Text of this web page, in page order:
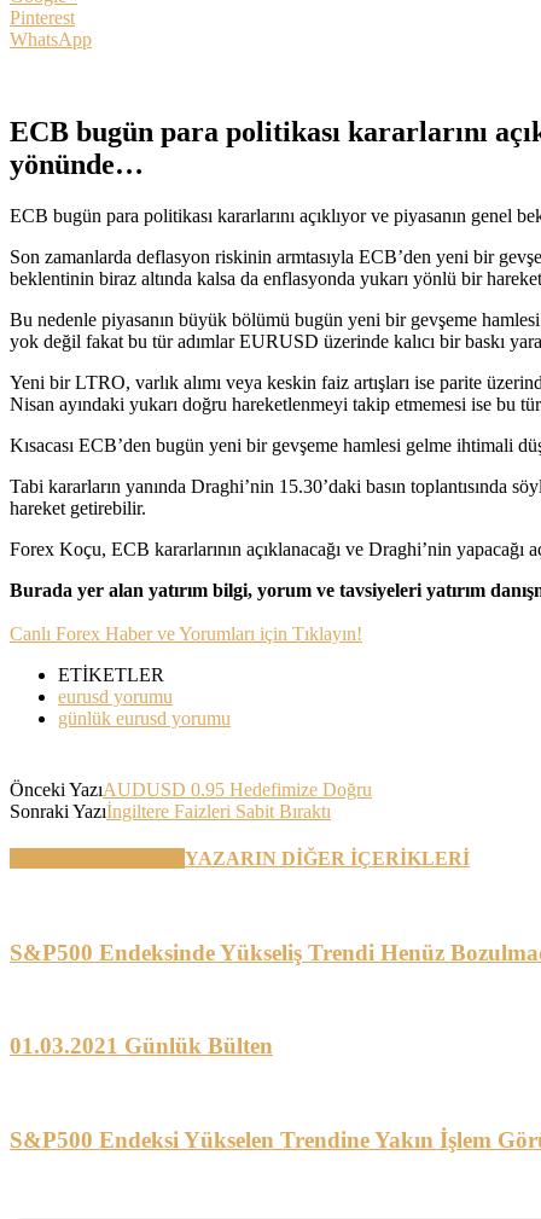
Pinterest
WhatsApp
ECB bugün para politikası kararlarını
yönünde…
ECB bugün para politikası kararlarını açıklıyor ve piyasanın genel
Son zamanlarda deflasyon riskinin armtasıyla ECB’den yeni bir
beklentinin biraz altında kalsa da enflasyonda yukarı yönlü bir
Bu nedenle piyasanın büyük bölümü bugün yeni bir gevşeme
yok değil fakat bu tür adımlar EURUSD üzerinde kalıcı bir baskı
Yeni bir LTRO, varlık alımı veya keskin faiz artışları ise parite
Nisan ayındaki yukarı doğru hareketlenmeyi takip etmemesi ise bu
Kısacası ECB’den bugün yeni bir gevşeme hamlesi gelme ihtimali
Tabi kararların yanında Draghi’nin 15.30’daki basın
hareket getirebilir.
Forex Koçu, ECB kararlarının açıklanacağı ve Draghi’nin yapacağı
Burada yer alan yatırım bilgi, yorum ve tavsiyeleri yatırım
Canlı Forex Haber ve Yorumları için Tıklayın!
ETİKETLER
eurusd yorumu
günlük eurusd yorumu
Önceki YazıAUDUSD 0.95 Hedefimize Doğru
Sonraki Yazıİngiltere Faizleri Sabit Bıraktı
YAZARIN DİĞER İÇERİKLERİ
S&P500 Endeksinde Yükseliş Trendi Henüz
01.03.2021 Günlük Bülten
S&P500 Endeksi Yükselen Trendine Yakın İşlem